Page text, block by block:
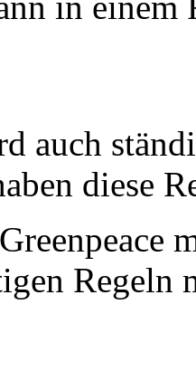
auch
diese
Regeln